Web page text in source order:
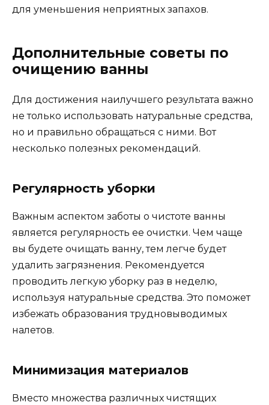
для уменьшения неприятных запахов.
Дополнительные советы по
очищению ванны
Для достижения наилучшего результата важно
не только использовать натуральные средства,
но и правильно обращаться с ними. Вот
несколько полезных рекомендаций.
Регулярность уборки
Важным аспектом заботы о чистоте ванны
является регулярность ее очистки. Чем чаще
вы будете очищать ванну, тем легче будет
удалить загрязнения. Рекомендуется
проводить легкую уборку раз в неделю,
используя натуральные средства. Это поможет
избежать образования трудновыводимых
налетов.
Минимизация материалов
Вместо множества различных чистящих